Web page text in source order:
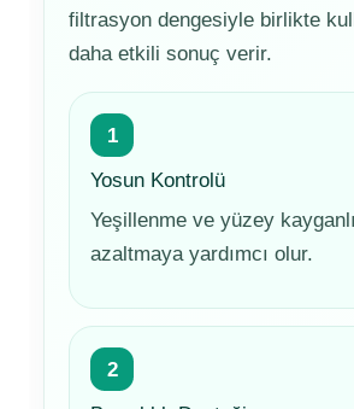
filtrasyon dengesiyle birlikte
daha etkili sonuç verir.
1
Yosun Kontrolü
Yeşillenme ve yüzey
azaltmaya yardımcı olur.
2